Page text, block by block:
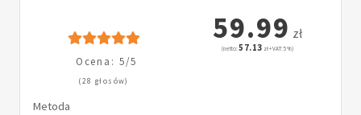
Ocena: 5/5
(28 głosów)
59.99 zł
(netto:57.13 zł + VAT: 5%)
Metoda